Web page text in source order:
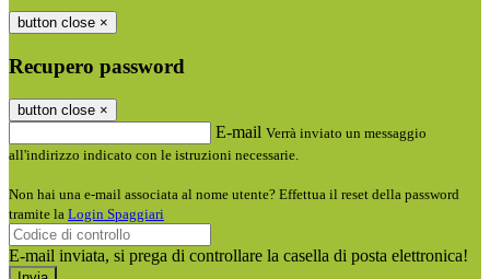
button close ×
Recupero password
button close ×
E-mail Verrà inviato un messaggio
all'indirizzo indicato con le istruzioni necessarie.
Non hai una e-mail associata al nome utente? Effettua il reset della password
tramite la Login Spaggiari
E-mail inviata, si prega di controllare la casella di posta elettronica!